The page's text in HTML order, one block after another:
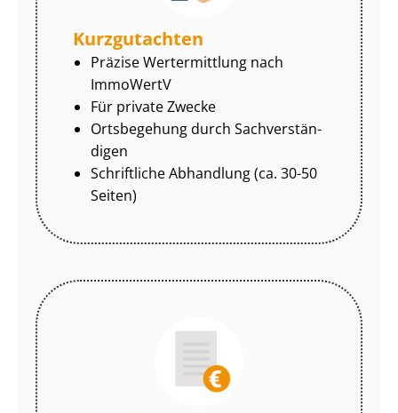
Kurzgutachten
Präzise Wertermittlung nach
ImmoWertV
Für private Zwecke
Ortsbegehung durch Sach­ver­stän­
di­gen
Schriftliche Abhandlung (ca. 30-50
Seiten)